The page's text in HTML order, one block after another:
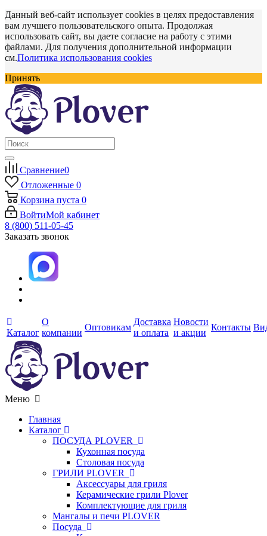
Данный веб-сайт использует cookies в целях предоставления
вам лучшего пользовательского опыта. Продолжая
использовать сайт, вы даете согласие на работу с этими
файлами. Для получения дополнительной информации
см.Политика использования cookies
Принять
Сравнение0
Отложенные 0
Корзина пуста 0
ВойтиМой кабинет
8 (800) 511-05-45
Заказать звонок
Каталог
О
компании
Оптовикам
Доставка
и оплата
Новости
и акции
Контакты
Меню
Главная
Каталог
ПОСУДА PLOVER
Кухонная посуда
Столовая посуда
ГРИЛИ PLOVER
Аксессуары для гриля
Керамические грили Plover
Комплектующие для гриля
Мангалы и печи PLOVER
Посуда